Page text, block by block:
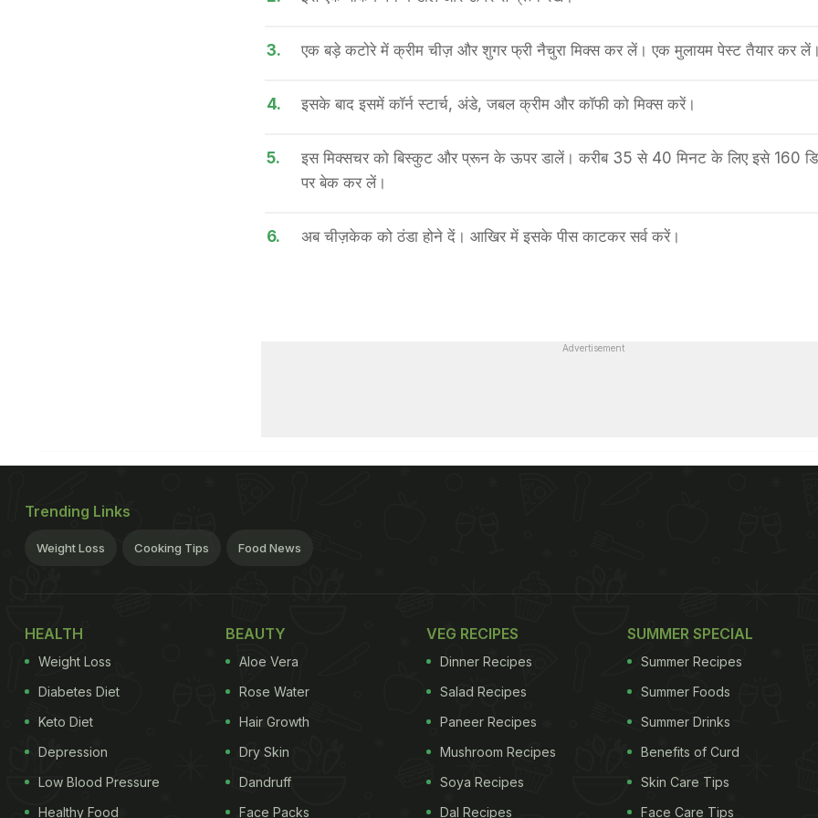
3. एक बड़े कटोरे में क्रीम चीज़ और शुगर फ्री नैचुरा मिक्स कर लें। एक मुलायम पेस्ट तैयार कर लें।
4. इसके बाद इसमें कॉर्न स्टार्च, अंडे, जबल क्रीम और कॉफी को मिक्स करें।
5.
इस मिक्सचर को बिस्कुट और प्रून के ऊपर डालें। करीब 35 से 40 मिनट के लिए इसे 160
पर बेक कर लें।
6. अब चीज़केक को ठंडा होने दें। आखिर में इसके पीस काटकर सर्व करें।
Advertisement
Trending Links
Weight Loss Cooking Tips Food News
HEALTH
Weight Loss
Diabetes Diet
Keto Diet
Depression
Low Blood Pressure
Healthy Food
BEAUTY
Aloe Vera
Rose Water
Hair Growth
Dry Skin
Dandruff
Face Packs
VEG RECIPES
Dinner Recipes
Salad Recipes
Paneer Recipes
Mushroom Recipes
Soya Recipes
Dal Recipes
SUMMER SPECIAL
Summer Recipes
Summer Foods
Summer Drinks
Benefits of Curd
Skin Care Tips
Face Care Tips